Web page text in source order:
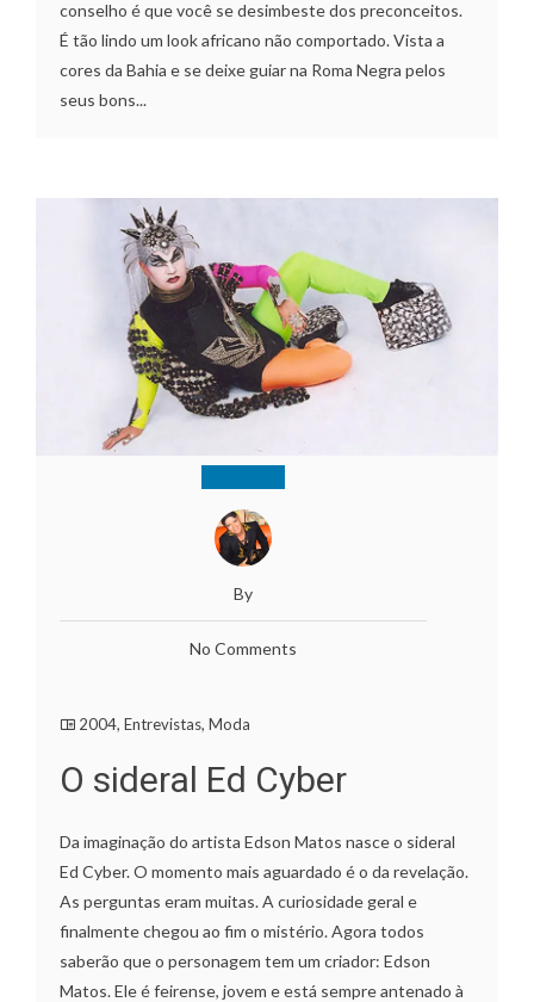
conselho é que você se desimbeste dos preconceitos.
É tão lindo um look africano não comportado. Vista a
cores da Bahia e se deixe guiar na Roma Negra pelos
seus bons...
By
No Comments
2004, Entrevistas, Moda
O sideral Ed Cyber
Da imaginação do artista Edson Matos nasce o sideral
Ed Cyber. O momento mais aguardado é o da revelação.
As perguntas eram muitas. A curiosidade geral e
finalmente chegou ao fim o mistério. Agora todos
saberão que o personagem tem um criador: Edson
Matos. Ele é feirense, jovem e está sempre antenado à